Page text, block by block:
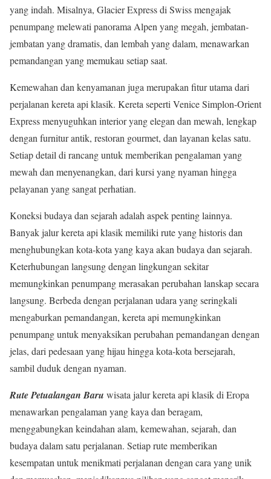
yang indah. Misalnya, Glacier Express di Swiss mengajak
penumpang melewati panorama Alpen yang megah, jembatan-
jembatan yang dramatis, dan lembah yang dalam, menawarkan
pemandangan yang memukau setiap saat.
Kemewahan dan kenyamanan juga merupakan fitur utama dari
perjalanan kereta api klasik. Kereta seperti Venice Simplon-Orient
Express menyuguhkan interior yang elegan dan mewah, lengkap
dengan furnitur antik, restoran gourmet, dan layanan kelas satu.
Setiap detail di rancang untuk memberikan pengalaman yang
mewah dan menyenangkan, dari kursi yang nyaman hingga
pelayanan yang sangat perhatian.
Koneksi budaya dan sejarah adalah aspek penting lainnya.
Banyak jalur kereta api klasik memiliki rute yang historis dan
menghubungkan kota-kota yang kaya akan budaya dan sejarah.
Keterhubungan langsung dengan lingkungan sekitar
memungkinkan penumpang merasakan perubahan lanskap secara
langsung. Berbeda dengan perjalanan udara yang seringkali
mengaburkan pemandangan, kereta api memungkinkan
penumpang untuk menyaksikan perubahan pemandangan dengan
jelas, dari pedesaan yang hijau hingga kota-kota bersejarah,
sambil duduk dengan nyaman.
Rute Petualangan Baru wisata jalur kereta api klasik di Eropa
menawarkan pengalaman yang kaya dan beragam,
menggabungkan keindahan alam, kemewahan, sejarah, dan
budaya dalam satu perjalanan. Setiap rute memberikan
kesempatan untuk menikmati perjalanan dengan cara yang unik